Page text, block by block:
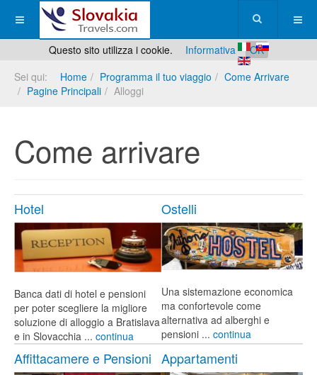
Questo sito utilizza i cookie. Informativa
OK
Sei qui:
Home Programma il tuo viaggio
Come Arrivare
Pagine Principali
Alloggi
Come arrivare
Hotel
Banca dati di hotel e pensioni
per poter scegliere la migliore
soluzione di alloggio a Bratislava
e in Slovacchia ... continua
Ostelli
Una sistemazione economica
ma confortevole come
alternativa ad alberghi e
pensioni ... continua
Affittacamere e Pensioni Appartamenti